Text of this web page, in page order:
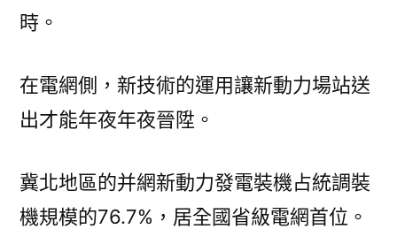
時。
在電網側，新技術的運用讓新動力場站送
出才能年夜年夜晉陞。
冀北地區的并網新動力發電裝機占統調裝
機規模的76.7%，居全國省級電網首位。